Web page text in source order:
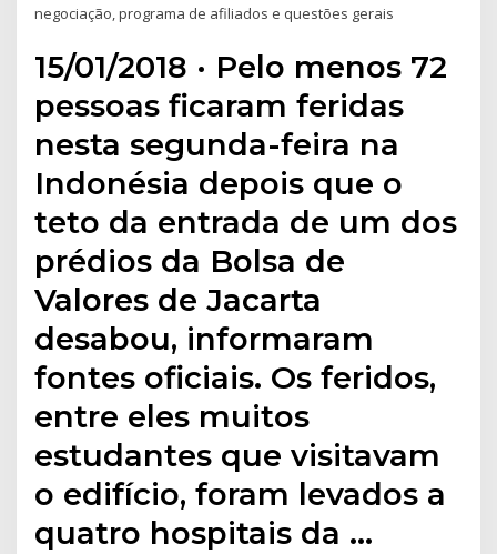
negociação, programa de afiliados e questões gerais
15/01/2018 · Pelo menos 72
pessoas ficaram feridas
nesta segunda-feira na
Indonésia depois que o
teto da entrada de um dos
prédios da Bolsa de
Valores de Jacarta
desabou, informaram
fontes oficiais. Os feridos,
entre eles muitos
estudantes que visitavam
o edifício, foram levados a
quatro hospitais da …